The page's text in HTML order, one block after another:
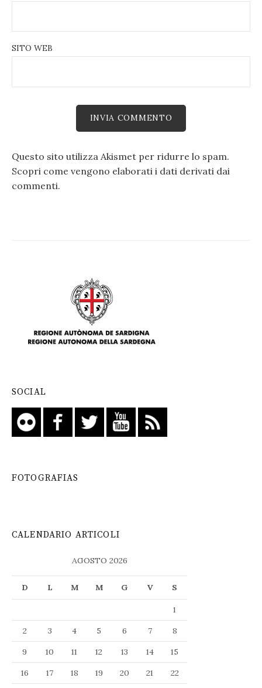
SITO WEB
Questo sito utilizza Akismet per ridurre lo spam.
Scopri come vengono elaborati i dati derivati dai
commenti.
SOCIAL
FOTOGRAFIAS
CALENDARIO ARTICOLI
AGOSTO 2026
D L M M G V S
1
2
3 4 5 6 7
8
9
10 11 12 13 14
15
16
17 18 19 20 21
22